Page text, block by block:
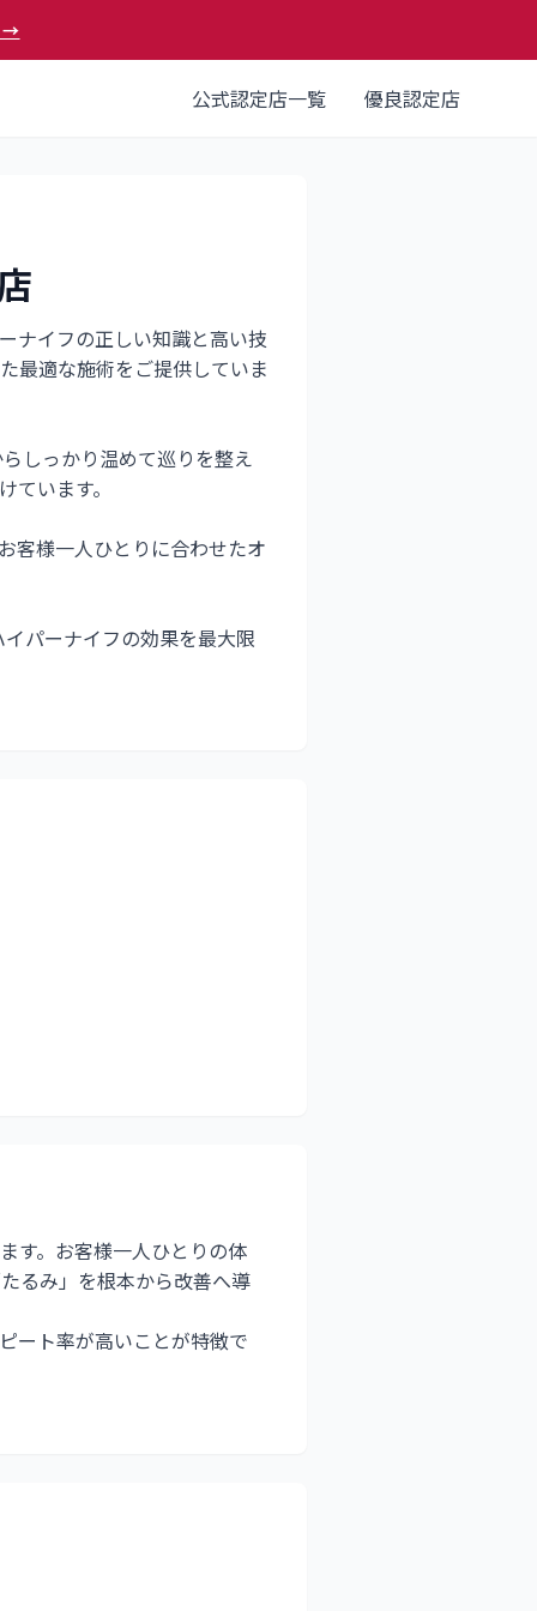
→
公式認定店一覧 優良認定店
ナイフの正しい知識と高い技
最適な施術をご提供していま
しっかり温めて巡りを整え
います。
客様一人ひとりに合わせたオ
パーナイフの効果を最大限
す。お客様一人ひとりの体
るみ」を根本から改善へ導
ート率が高いことが特徴で